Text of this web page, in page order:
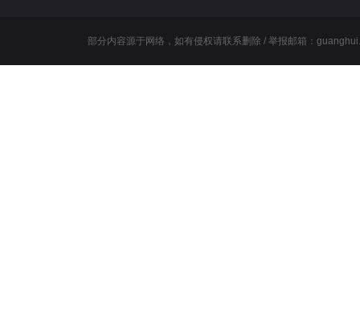
部分内容源于网络，如有侵权请联系删除 / 举报邮箱：